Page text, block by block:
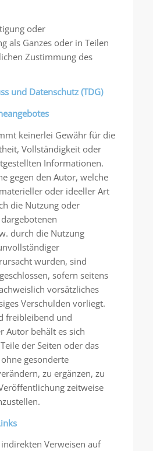
oder
als Ganzes oder in Teilen
Zustimmung des
und Datenschutz (TDG)
keinerlei Gewähr für die
Vollständigkeit oder
Informationen.
gegen den Autor, welche
oder ideeller Art
die Nutzung oder
durch die Nutzung
wurden, sind
sofern seitens
vorsätzliches
Verschulden vorliegt.
freibleibend und
Autor behält es sich
der Seiten oder das
gesonderte
zu ergänzen, zu
zeitweise
Verweisen auf